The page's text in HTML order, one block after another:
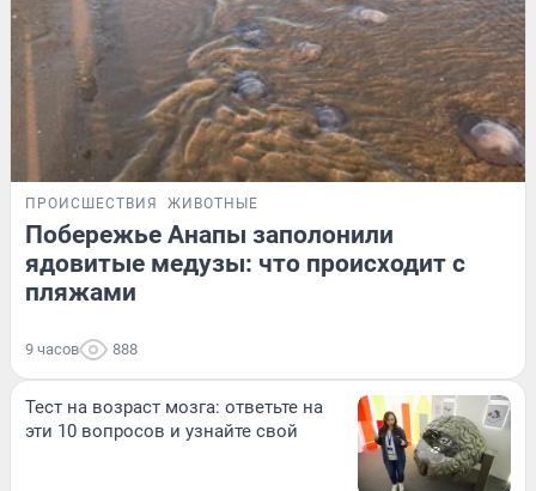
ПРОИСШЕСТВИЯ ЖИВОТНЫЕ
Побережье Анапы заполонили
ядовитые медузы: что происходит с
пляжами
9 часов 888
Тест на возраст мозга: ответьте на
эти 10 вопросов и узнайте свой